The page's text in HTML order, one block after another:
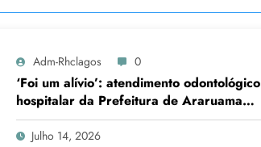
Adm-Rhclagos 0
‘Foi um alívio’: atendimento odontológico
hospitalar da Prefeitura de Araruama
transforma rotina de famílias atípicas
Julho 14, 2026